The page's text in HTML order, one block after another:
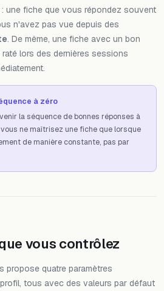
une fiche que vous répondez souvent
n'avez pas vue depuis des
. De même, une fiche avec un bon
lors des dernières sessions
à zéro
la séquence de bonnes réponses à
ne maîtrisez une fiche que lorsque
de manière constante, pas par
vous contrôlez
propose quatre paramètres
tous avec des valeurs par défaut